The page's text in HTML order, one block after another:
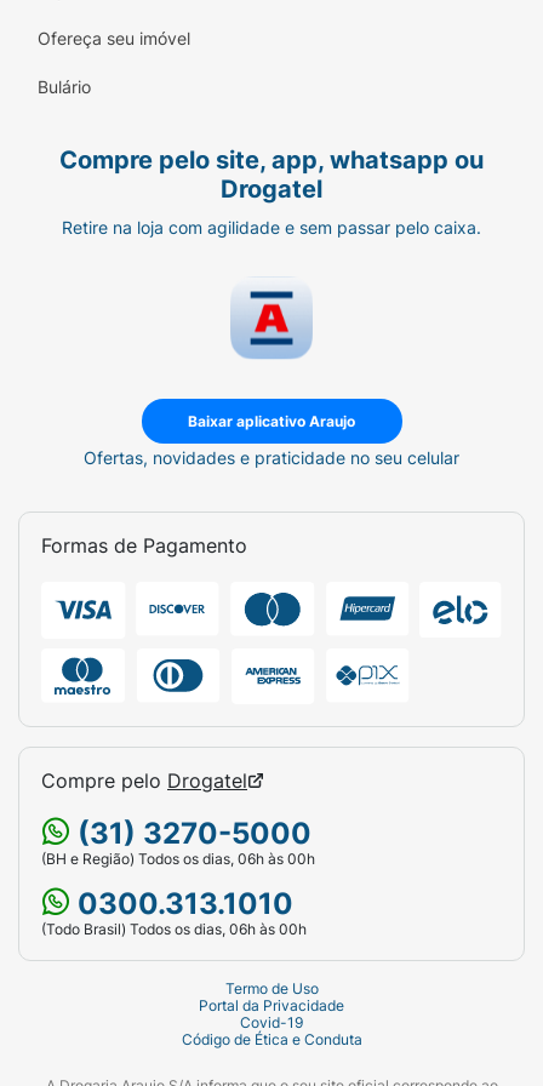
Ofereça seu imóvel
Bulário
Compre pelo site, app, whatsapp ou
Drogatel
Retire na loja com agilidade e sem passar pelo caixa.
Baixar aplicativo Araujo
Ofertas, novidades e praticidade no seu celular
Formas de Pagamento
Compre pelo Drogatel
(31) 3270-5000
(BH e Região) Todos os dias, 06h às 00h
0300.313.1010
(Todo Brasil) Todos os dias, 06h às 00h
Termo de Uso
Portal da Privacidade
Covid-19
Código de Ética e Conduta